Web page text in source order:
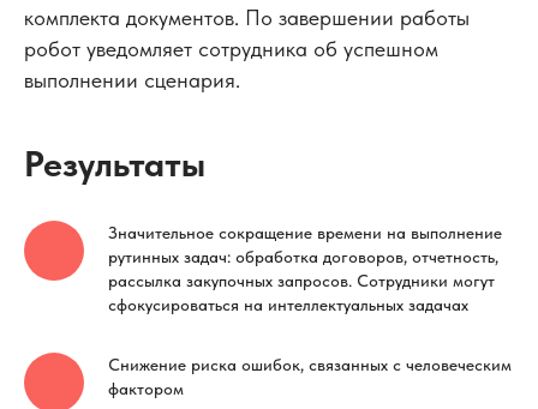
комплекта документов. По завершении работы
робот уведомляет сотрудника об успешном
выполнении сценария.
Результаты
Значительное сокращение времени на выполнение
рутинных задач: обработка договоров, отчетность,
рассылка закупочных запросов. Сотрудники могут
сфокусироваться на интеллектуальных задачах
Снижение риска ошибок, связанных с человеческим
фактором